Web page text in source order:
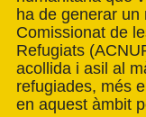
ha de generar un
Comissionat de
Refugiats
acollida i asil al
refugiades, més
en aquest àmbit